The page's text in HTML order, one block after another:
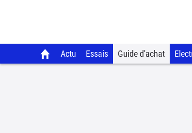
Actu Essais Guide d'achat